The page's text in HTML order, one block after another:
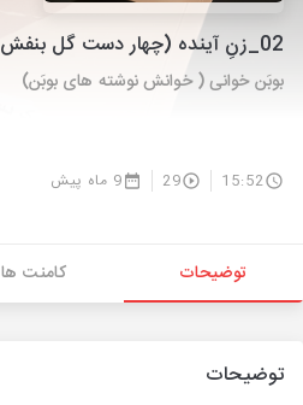
02_زنِ آینده (چهار دست گل بنفش در چهار گوشه بستر )
بوبَن خوانی ( خوانش نوشته های بوبَن)
15:52
29 9 ماه پیش
توضیحات کامنت ها
توضیحات